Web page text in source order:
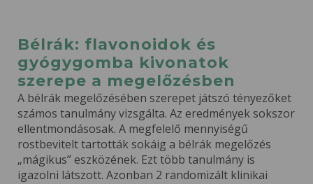
Bélrák: flavonoidok és
gyógygomba kivonatok
szerepe a megelőzésben
A bélrák megelőzésében szerepet játszó tényezőket
számos tanulmány vizsgálta. Az eredmények sokszor
ellentmondásosak. A megfelelő mennyiségű
rostbevitelt tartották sokáig a bélrák megelőzés
„mágikus” eszközének. Ezt több tanulmány is
igazolni látszott. Azonban 2 randomizált klinikai